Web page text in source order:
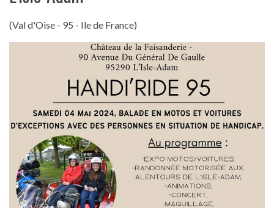
(Val d'Oise - 95 - Ile de France)